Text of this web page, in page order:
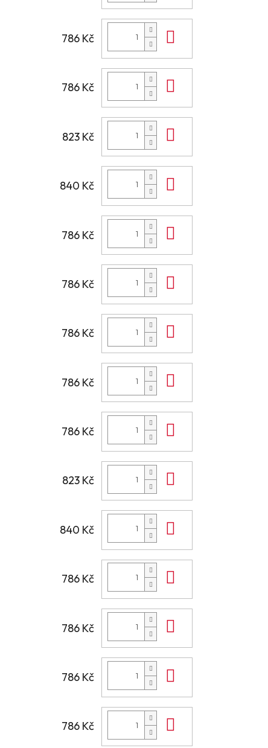
786 Kč
786 Kč
823 Kč
840 Kč
786 Kč
786 Kč
786 Kč
786 Kč
786 Kč
823 Kč
840 Kč
786 Kč
786 Kč
786 Kč
786 Kč